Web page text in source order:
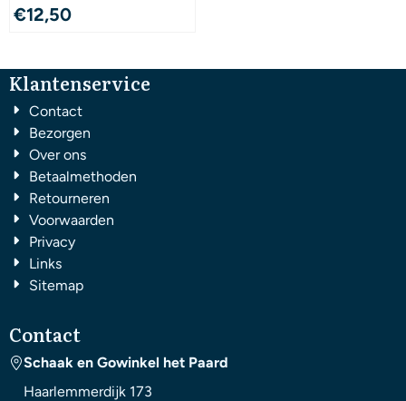
€12,50
Klantenservice
Contact
Bezorgen
Over ons
Betaalmethoden
Retourneren
Voorwaarden
Privacy
Links
Sitemap
Contact
Schaak en Gowinkel het Paard
Haarlemmerdijk 173